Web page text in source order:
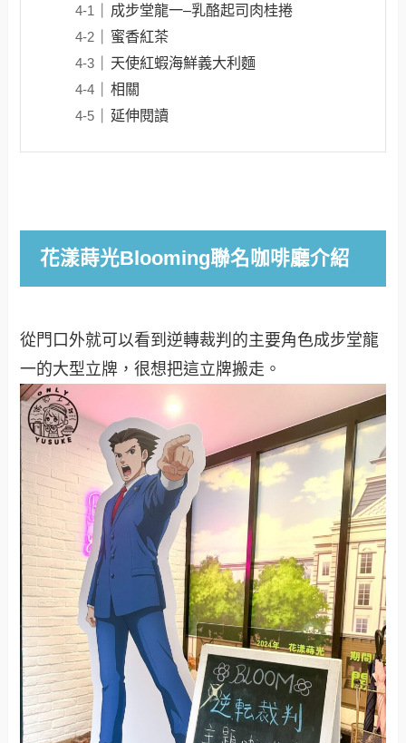
成步堂龍一–乳酪起司肉桂捲
蜜香紅茶
天使紅蝦海鮮義大利麵
相關
延伸閱讀
花漾蒔光Blooming聯名咖啡廳介紹
從門口外就可以看到逆轉裁判的主要角色成步堂龍
一的大型立牌，很想把這立牌搬走。